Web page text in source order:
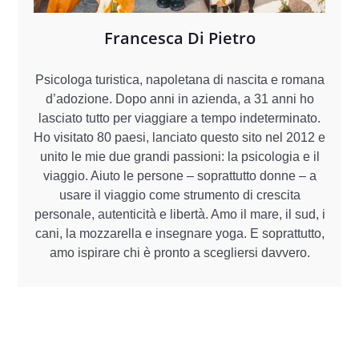
Francesca Di Pietro
Psicologa turistica, napoletana di nascita e romana
d’adozione. Dopo anni in azienda, a 31 anni ho
lasciato tutto per viaggiare a tempo indeterminato.
Ho visitato 80 paesi, lanciato questo sito nel 2012 e
unito le mie due grandi passioni: la psicologia e il
viaggio. Aiuto le persone – soprattutto donne – a
usare il viaggio come strumento di crescita
personale, autenticità e libertà. Amo il mare, il sud, i
cani, la mozzarella e insegnare yoga. E soprattutto,
amo ispirare chi è pronto a scegliersi davvero.